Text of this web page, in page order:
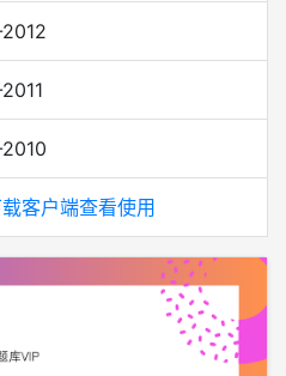
客户端查看使用